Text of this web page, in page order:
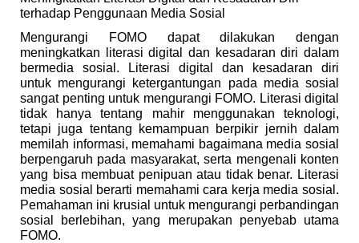
terhadap Penggunaan Media Sosial
Mengurangi FOMO dapat dilakukan dengan
meningkatkan literasi digital dan kesadaran diri dalam
bermedia sosial. Literasi digital dan kesadaran diri
untuk mengurangi ketergantungan pada media sosial
sangat penting untuk mengurangi FOMO. Literasi digital
tidak hanya tentang mahir menggunakan teknologi,
tetapi juga tentang kemampuan berpikir jernih dalam
memilah informasi, memahami bagaimana media sosial
berpengaruh pada masyarakat, serta mengenali konten
yang bisa membuat penipuan atau tidak benar. Literasi
media sosial berarti memahami cara kerja media sosial.
Pemahaman ini krusial untuk mengurangi perbandingan
sosial berlebihan, yang merupakan penyebab utama
FOMO.